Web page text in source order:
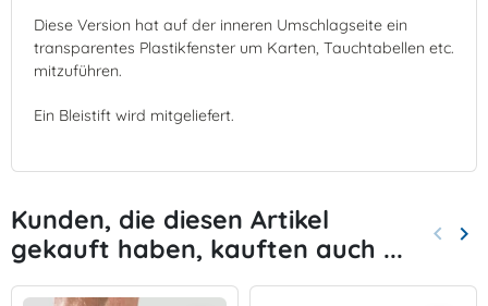
Diese Version hat auf der inneren Umschlagseite ein
transparentes Plastikfenster um Karten, Tauchtabellen etc.
mitzuführen.
Ein Bleistift wird mitgeliefert.
Kunden, die diesen Artikel
gekauft haben, kauften auch ...
Zurück
keyboard_arrow_left keyboard_arrow_right